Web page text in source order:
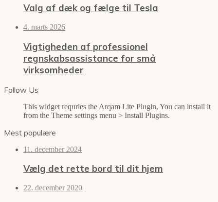
Valg af dæk og fælge til Tesla
4. marts 2026
Vigtigheden af professionel
regnskabsassistance for små
virksomheder
Follow Us
This widget requries the Arqam Lite Plugin, You can install it
from the Theme settings menu > Install Plugins.
Mest populære
11. december 2024
Vælg det rette bord til dit hjem
22. december 2020